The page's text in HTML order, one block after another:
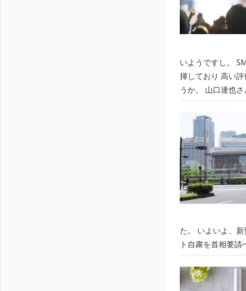
いようですし。
揮しており 高い
うか。 山口達也
た。 いよいよ、
ト自粛を首相要